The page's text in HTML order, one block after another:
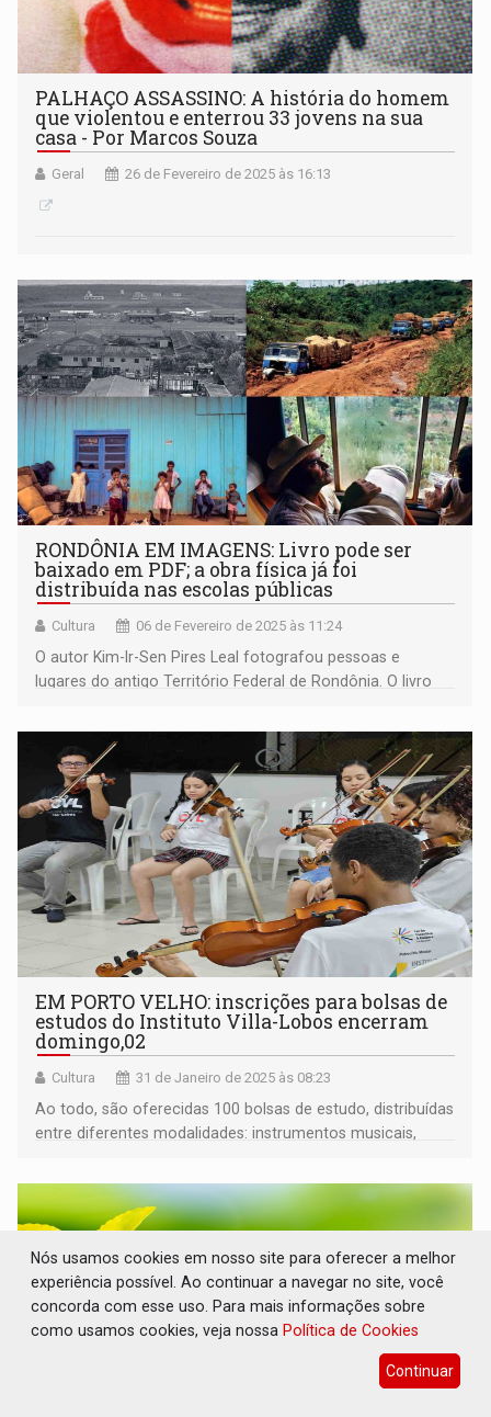
PALHAÇO ASSASSINO: A história do homem
que violentou e enterrou 33 jovens na sua
casa - Por Marcos Souza
Geral 26 de Fevereiro de 2025 às 16:13
RONDÔNIA EM IMAGENS: Livro pode ser
baixado em PDF; a obra física já foi
distribuída nas escolas públicas
Cultura 06 de Fevereiro de 2025 às 11:24
O autor Kim-Ir-Sen Pires Leal fotografou pessoas e
lugares do antigo Território Federal de Rondônia. O livro
Rouanet
EM PORTO VELHO: inscrições para bolsas de
estudos do Instituto Villa-Lobos encerram
domingo,02
Cultura 31 de Janeiro de 2025 às 08:23
Ao todo, são oferecidas 100 bolsas de estudo, distribuídas
entre diferentes modalidades: instrumentos musicais,
contemplam pessoas com idade entre 6 e 21 anos.
Nós usamos cookies em nosso site para oferecer a melhor
experiência possível. Ao continuar a navegar no site, você
concorda com esse uso. Para mais informações sobre
como usamos cookies, veja nossa Política de Cookies
Continuar